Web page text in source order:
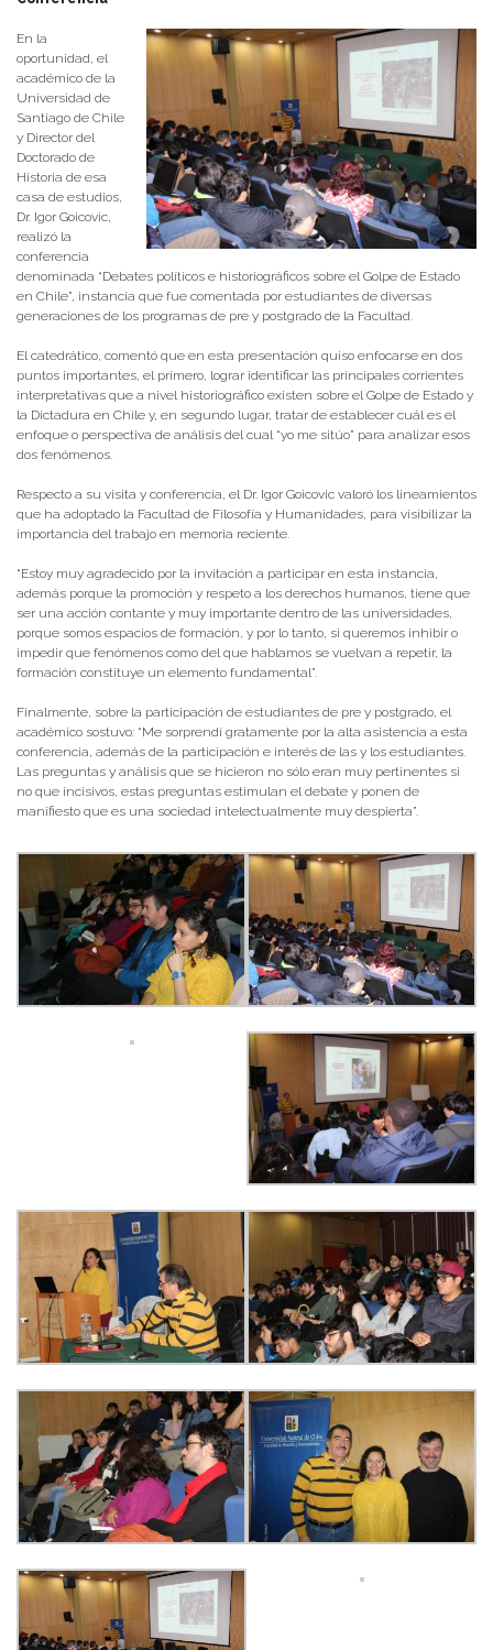
En la
oportunidad, el
académico de la
Universidad de
Santiago de Chile
y Director del
Doctorado de
Historia de esa
casa de estudios,
Dr. Igor Goicovic,
realizó la
conferencia
denominada “Debates políticos e historiográficos sobre el Golpe de Estado
en Chile”, instancia que fue comentada por estudiantes de diversas
generaciones de los programas de pre y postgrado de la Facultad.
El catedrático, comentó que en esta presentación quiso enfocarse en dos
puntos importantes, el primero, lograr identificar las principales corrientes
interpretativas que a nivel historiográfico existen sobre el Golpe de Estado y
la Dictadura en Chile y, en segundo lugar, tratar de establecer cuál es el
enfoque o perspectiva de análisis del cual “yo me sitúo” para analizar esos
dos fenómenos.
Respecto a su visita y conferencia, el Dr. Igor Goicovic valoró los lineamientos
que ha adoptado la Facultad de Filosofía y Humanidades, para visibilizar la
importancia del trabajo en memoria reciente.
“Estoy muy agradecido por la invitación a participar en esta instancia,
además porque la promoción y respeto a los derechos humanos, tiene que
ser una acción contante y muy importante dentro de las universidades,
porque somos espacios de formación, y por lo tanto, si queremos inhibir o
impedir que fenómenos como del que hablamos se vuelvan a repetir, la
formación constituye un elemento fundamental”.
Finalmente, sobre la participación de estudiantes de pre y postgrado, el
académico sostuvo: “Me sorprendí gratamente por la alta asistencia a esta
conferencia, además de la participación e interés de las y los estudiantes.
Las preguntas y análisis que se hicieron no sólo eran muy pertinentes si
no que incisivos, estas preguntas estimulan el debate y ponen de
manifiesto que es una sociedad intelectualmente muy despierta”.